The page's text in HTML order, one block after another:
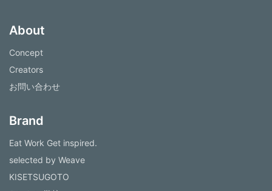
About
Concept
Creators
お問い合わせ
Brand
Eat Work Get inspired.
selected by Weave
KISETSUGOTO